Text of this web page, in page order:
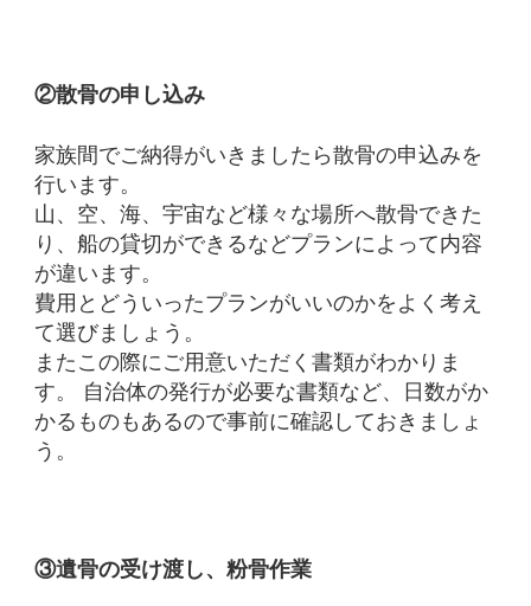
②散骨の申し込み
家族間でご納得がいきましたら散骨の申込みを
行います。
山、空、海、宇宙など様々な場所へ散骨できた
り、船の貸切ができるなどプランによって内容
が違います。
費用とどういったプランがいいのかをよく考え
て選びましょう。
またこの際にご用意いただく書類がわかりま
す。 自治体の発行が必要な書類など、日数がか
かるものもあるので事前に確認しておきましょ
う。
③遺骨の受け渡し、粉骨作業